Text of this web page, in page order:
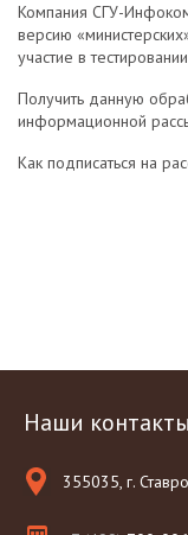
Компания СГУ-
версию
участие в
Получить данную
информационной
Как подписаться на
Наши контакты
355035, г.